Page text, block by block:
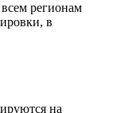
регионам
в
на